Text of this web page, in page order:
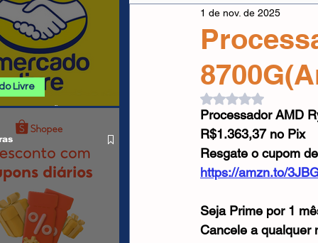
PROMOÇÕES
LIVRE
Livre
Magazine Luiza Hardware
Gamepad Smartphones
Cabos USB Carregadores
1 de nov. de 2025
Avaliado com NaN
Processador AMD
R$1.363,37 no Pix
Resgate o cupom
https://amzn.to/
Seja Prime por 1
Cancele a qualquer